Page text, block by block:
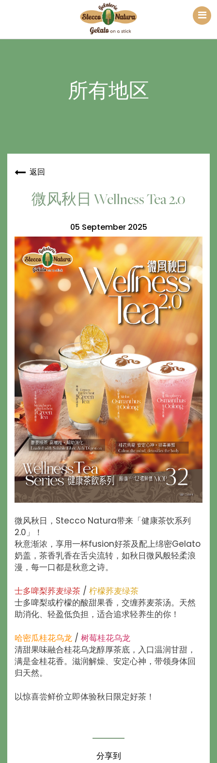
所有地区
返回
微风秋日 Wellness Tea 2.0
05 September 2025
微风秋日，Stecco Natura带来「健康茶饮系列
2.0」！
秋意渐浓，享用一杯fusion好茶及配上绵密Gelato
奶盖，茶香乳香在舌尖流转，如秋日微风般轻柔浪
漫，每一口都是秋意之诗。
士多啤梨荞麦绿茶 / 柠檬荞麦绿茶
士多啤梨或柠檬的酸甜果香，交缠荞麦茶汤。天然
助消化、轻盈低负担，适合追求轻养生的你！
哈密瓜桂花乌龙 / 树莓桂花乌龙
清甜果味融合桂花乌龙醇厚茶底，入口温润甘甜，
满是金桂花香。滋润解燥、安定心神，带领身体回
归天然。
以惊喜尝鲜价立即体验秋日限定好茶！
分享到